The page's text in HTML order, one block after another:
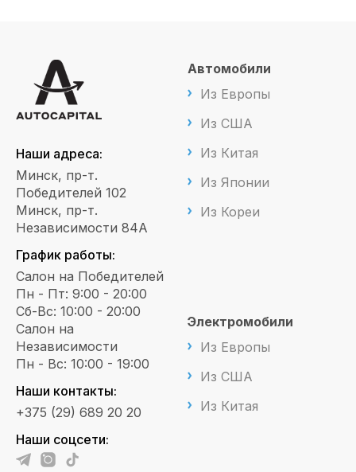
Наши адреса:
Минск, пр-т.
Победителей 102
Минск, пр-т.
Независимости 84А
График работы:
Салон на Победителей
Пн - Пт: 9:00 - 20:00
Сб-Вс: 10:00 - 20:00
Салон на
Независимости
Пн - Вс: 10:00 - 19:00
Наши контакты:
+375 (29) 689 20 20
Наши соцсети:
Автомобили
Из Европы
Из США
Из Китая
Из Японии
Из Кореи
Электромобили
Из Европы
Из США
Из Китая